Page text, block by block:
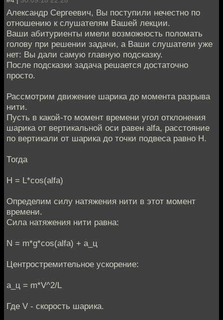
Александр Сергеевич, Вы поступили нечестно по
отношению к слушателям Вашей лекции.
Ваши абитуриенты имели возможность поломать
голову при решении задачи, а Ваши слушатели уже
нет: Вы дали самую главную подсказку.
После подсказки задача решается достаточно
просто.
Рассмотрим движение шарика до момента разрыва
нити.
Пусть в какой-то момент времени угол отклонения
шарика от вертикальной оси равен alfa, расстояние
по вертикали от шарика до точки подвеса равно H.
Тогда
H = L*cos(alfa)
Определим силу натяжения нити в этот момент
времени.
Сила натяжения нити равна:
N = m*g*cos(alfa) + a_ц
Центростремительное ускорение:
a_ц = m*V^2/L
Где V - скорость шарика.